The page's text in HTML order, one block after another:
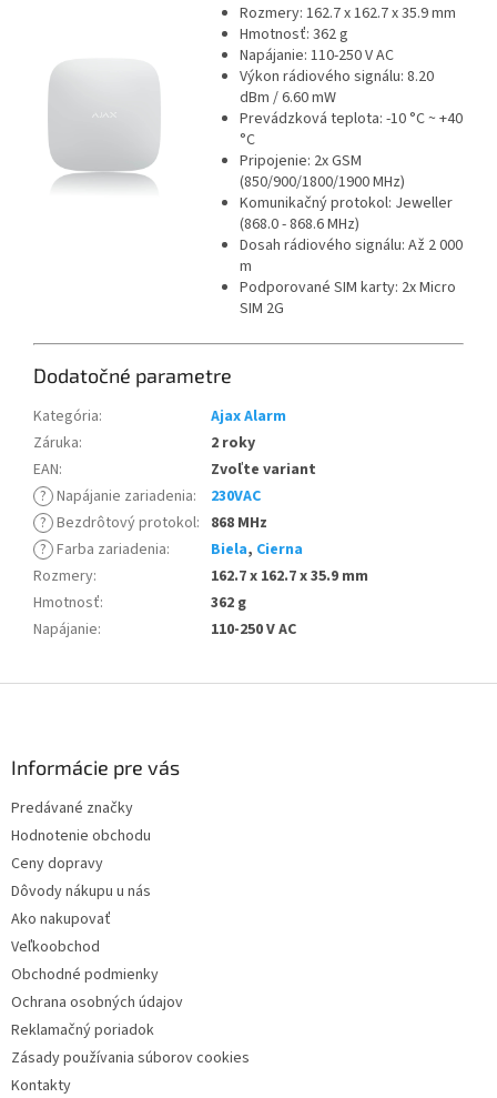
Rozmery: 162.7 x 162.7 x 35.9 mm
Hmotnosť: 362 g
Napájanie: 110-250 V AC
Výkon rádiového signálu: 8.20
dBm / 6.60 mW
Prevádzková teplota: -10 °C ~ +40
°C
Pripojenie: 2x GSM
(850/900/1800/1900 MHz)
Komunikačný protokol: Jeweller
(868.0 - 868.6 MHz)
Dosah rádiového signálu: Až 2 000
m
Podporované SIM karty: 2x Micro
SIM 2G
Dodatočné parametre
Kategória:
Ajax Alarm
Záruka:
2 roky
EAN:
Zvoľte variant
? Napájanie zariadenia:
230VAC
? Bezdrôtový protokol: 868 MHz
? Farba zariadenia: Biela, Cierna
Rozmery:
162.7 x 162.7 x 35.9 mm
Hmotnosť:
362 g
Napájanie: 110-250 V AC
Informácie pre vás
Predávané značky
Hodnotenie obchodu
Ceny dopravy
Dôvody nákupu u nás
Ako nakupovať
Veľkoobchod
Obchodné podmienky
Ochrana osobných údajov
Reklamačný poriadok
Zásady používania súborov cookies
Kontakty